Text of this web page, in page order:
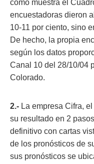
como muestra el
encuestadoras dieron
10-11 por ciento, sino
De hecho, la propia
según los datos
Canal 10 del 28/10/04
Colorado.
2.- La empresa Cifra,
su resultado en 2
definitivo con cartas
de los pronósticos de
sus pronósticos se